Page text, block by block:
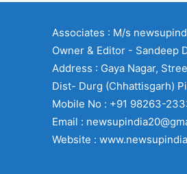
Associates : M/s
Owner & Editor - Sandeep
Address : Gaya Nagar,
Dist- Durg (Chhattisgarh)
Mobile No : +91 98263-
Email :
Website :